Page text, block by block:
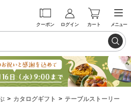
クーポン ログイン カート メニュー
カタログギフト
テーブルストーリー